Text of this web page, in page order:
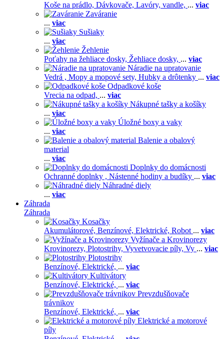
Koše na prádlo, Dávkovače, Lavóry, vandle, ... viac
Zaváranie
... viac
Sušiaky
... viac
Žehlenie
Poťahy na žehliace dosky, Žehliace dosky, ... viac
Náradie na upratovanie
Vedrá , Mopy a mopové sety, Hubky a drôtenky ... viac
Odpadkové koše
Vrecia na odpad, ... viac
Nákupné tašky a košíky
... viac
Úložné boxy a vaky
... viac
Balenie a obalový
material
... viac
Doplnky do domácnosti
Ochranné doplnky , Nástenné hodiny a budíky ... viac
Náhradné diely
... viac
Záhrada
Záhrada
Kosačky
Akumulátorové, Benzínové, Elektrické, Robot ... viac
Vyžínače a Krovinorezy
Krovinorezy, Plotostrihy, Vyvetvovacie píly, Vy ... viac
Plotostrihy
Benzínové, Elektrické, ... viac
Kultivátory
Benzínové, Elektrické, ... viac
Prevzdušňovače
trávnikov
Benzínové, Elektrické, ... viac
Elektrické a motorové
píly